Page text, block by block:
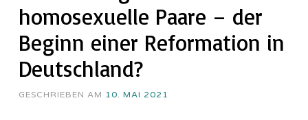
homosexuelle Paare – der
Beginn einer Reformation in
Deutschland?
GESCHRIEBEN AM 10. MAI 2021